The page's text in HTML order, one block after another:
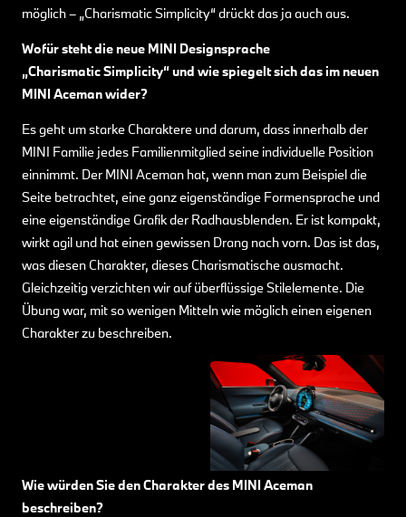
möglich – „Charismatic Simplicity“ drückt das ja auch aus.
Wofür steht die neue MINI Designsprache
„Charismatic Simplicity“ und wie spiegelt sich das im neuen
MINI Aceman wider?
Es geht um starke Charaktere und darum, dass innerhalb der
MINI Familie jedes Familienmitglied seine individuelle Position
einnimmt. Der MINI Aceman hat, wenn man zum Beispiel die
Seite betrachtet, eine ganz eigenständige Formensprache und
eine eigenständige Grafik der Radhausblenden. Er ist kompakt,
wirkt agil und hat einen gewissen Drang nach vorn. Das ist das,
was diesen Charakter, dieses Charismatische ausmacht.
Gleichzeitig verzichten wir auf überflüssige Stilelemente. Die
Übung war, mit so wenigen Mitteln wie möglich einen eigenen
Charakter zu beschreiben.
Wie würden Sie den Charakter des MINI Aceman
beschreiben?